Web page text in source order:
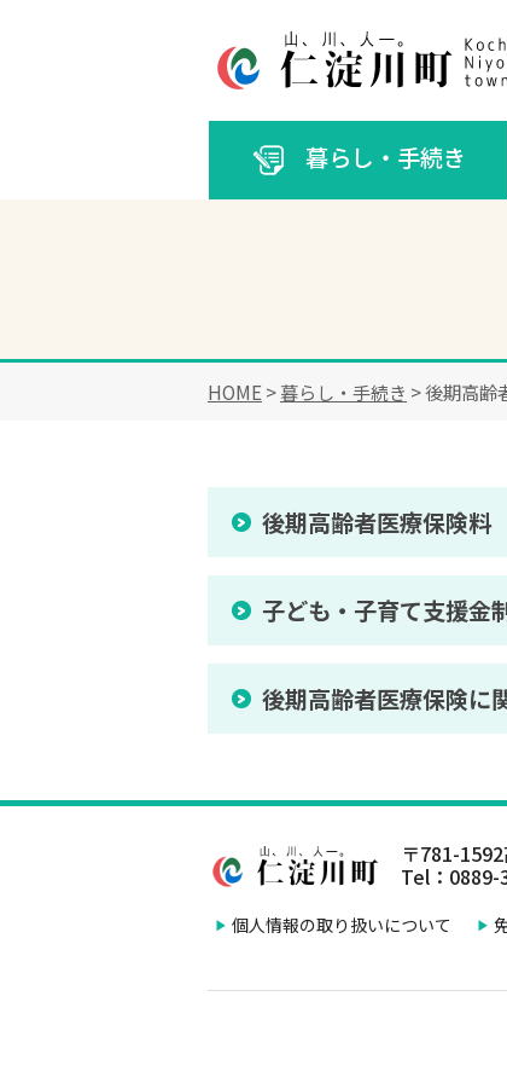
暮らし・手続き
HOME >暮らし・手続き > 後期高齢
後期高齢者医療保険料
子ども・子育て支援金
後期高齢者医療保険に
〒781-1592
Tel：
個人情報の取り扱いについて